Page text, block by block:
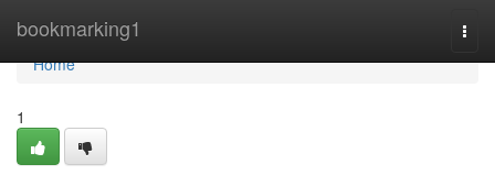
bookmarking1
Home
Home
1